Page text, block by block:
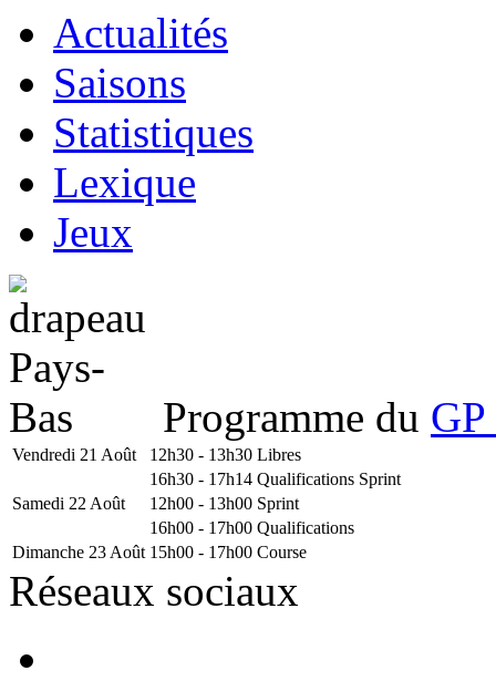
Actualités
Saisons
Statistiques
Lexique
Jeux
Programme du
Vendredi 21 Août 12h30 - 13h30 Libres
16h30 - 17h14 Qualifications Sprint
Samedi 22 Août
12h00 - 13h00 Sprint
16h00 - 17h00 Qualifications
Dimanche 23 Août 15h00 - 17h00 Course
Réseaux sociaux